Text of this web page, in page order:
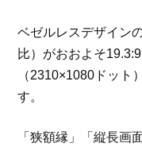
ベゼルレスデザイン
比）がおおよそ
（2310×1080ドット
す。
「狭額縁」「縦長画